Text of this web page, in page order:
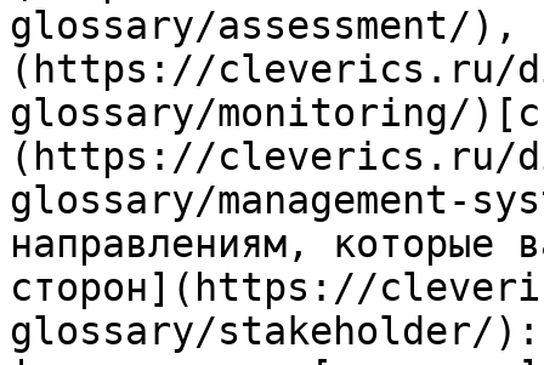
glossary/assessment/),
(https://cleverics.ru/
glossary/monitoring/
(https://cleverics.ru/
glossary/management-
направлениям, которые
сторон](https://
glossary/stakeholder/):